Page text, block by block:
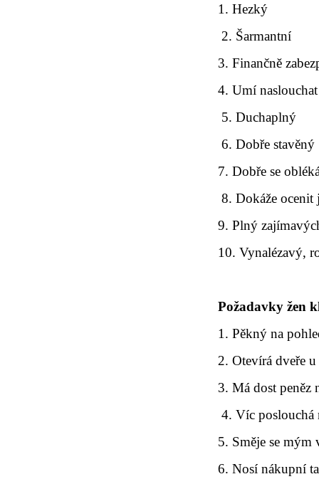
1. Hezký
2. Šarmantní
3. Finančně
4. Umí naslouchat
5. Duchaplný
6. Dobře stavěný
7. Dobře se
8. Dokáže ocenit
9. Plný
10. Vynalézavý,
Požadavky žen
1. Pěkný na
2. Otevírá dveře
3. Má dost peněz
4. Víc poslouchá
5. Směje se mým
6. Nosí nákupní